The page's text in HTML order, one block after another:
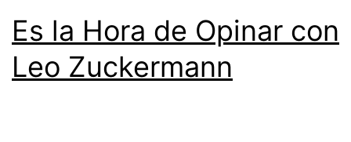
Es la Hora de Opinar con
Leo Zuckermann